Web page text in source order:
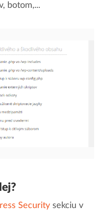
botom,...
Security sekciu v